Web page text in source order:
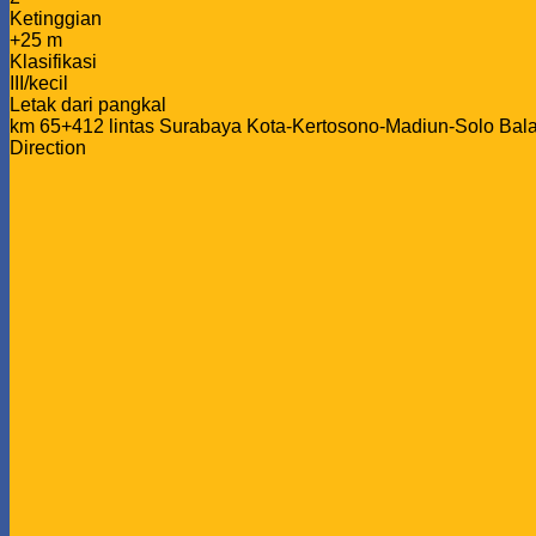
Ketinggian
+25 m
Klasifikasi
III/kecil
Letak dari pangkal
km 65+412 lintas Surabaya Kota-Kertosono-Madiun-Solo
Direction